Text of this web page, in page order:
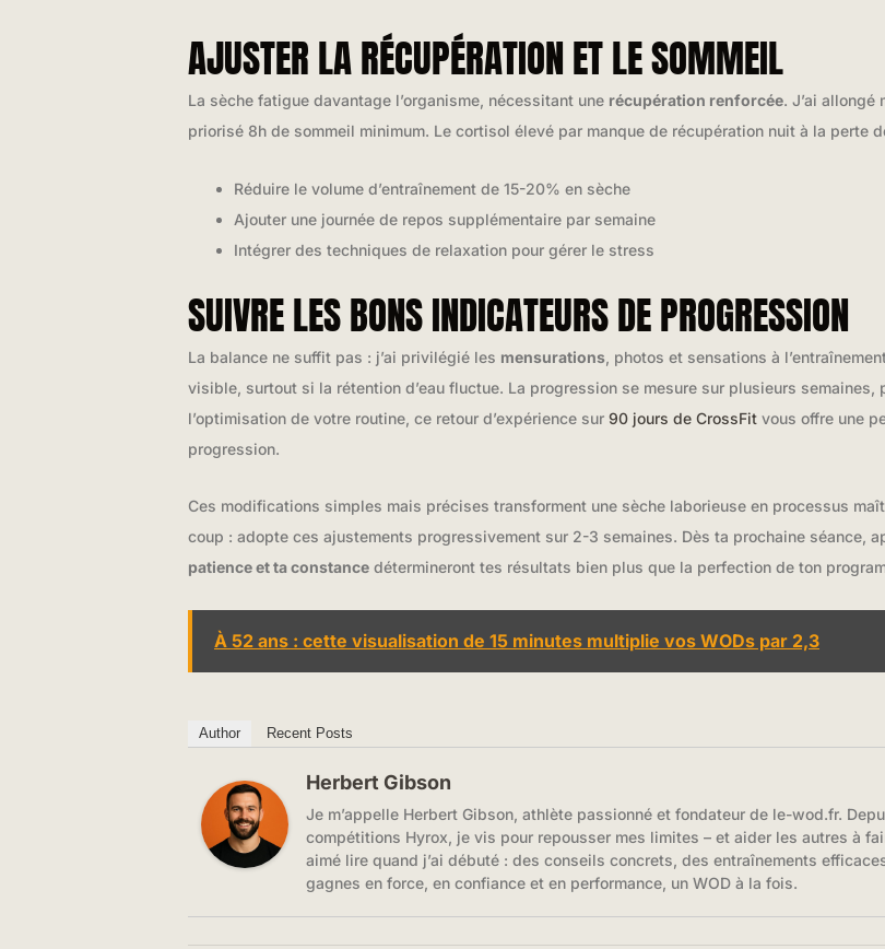
AJUSTER LA RÉCUPÉRATION ET LE SOMMEIL
La sèche fatigue davantage l’organisme, nécessitant une récupération renforcée. J’ai
priorisé 8h de sommeil minimum. Le cortisol élevé par manque de récupération nuit à la perte
Réduire le volume d’entraînement de 15-20% en sèche
Ajouter une journée de repos supplémentaire par semaine
Intégrer des techniques de relaxation pour gérer le stress
SUIVRE LES BONS INDICATEURS DE PROGRESSION
La balance ne suffit pas : j’ai privilégié les mensurations , photos et sensations à
visible, surtout si la rétention d’eau fluctue. La progression se mesure sur plusieurs semaines,
l’optimisation de votre routine, ce retour d’expérience sur 90 jours de CrossFit vous offre une
progression.
Ces modifications simples mais précises transforment une sèche laborieuse en processus
coup : adopte ces ajustements progressivement sur 2-3 semaines. Dès ta prochaine séance,
patience et ta constance détermineront tes résultats bien plus que la perfection de ton
À 52 ans : cette visualisation de 15 minutes multiplie vos WODs par 2,3
Author Recent Posts
Herbert Gibson
Je m’appelle Herbert Gibson, athlète passionné et fondateur de le-wod.fr.
compétitions Hyrox, je vis pour repousser mes limites – et aider les autres à
aimé lire quand j’ai débuté : des conseils concrets, des entraînements
gagnes en force, en confiance et en performance, un WOD à la fois.